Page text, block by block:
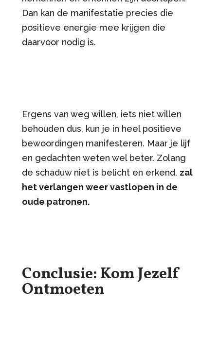
Dan kan de manifestatie precies die
positieve energie mee krijgen die
daarvoor nodig is.
Ergens van weg willen, iets niet willen
behouden dus, kun je in heel positieve
bewoordingen manifesteren. Maar je lijf
en gedachten weten wel beter. Zolang
de schaduw niet is belicht en erkend, zal
het verlangen weer vastlopen in de
oude patronen.
Conclusie: Kom Jezelf
Ontmoeten